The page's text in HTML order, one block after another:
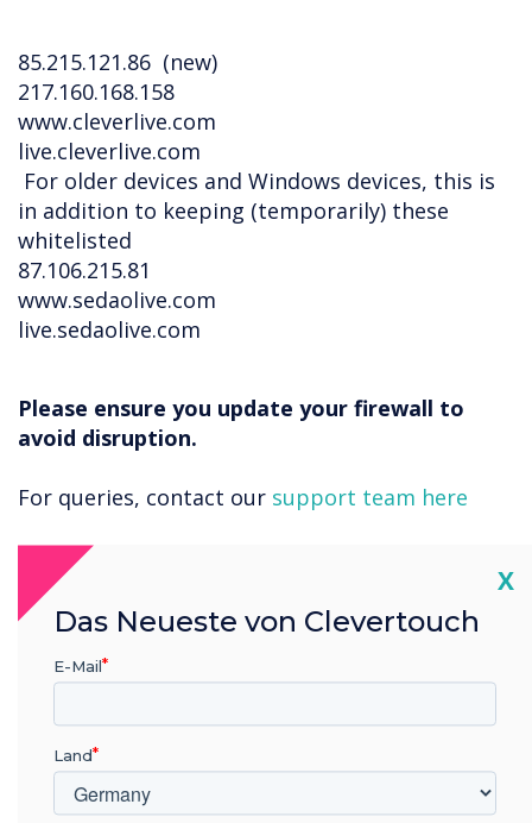
85.215.121.86 (new)
217.160.168.158
www.cleverlive.com
live.cleverlive.com
For older devices and Windows devices, this is
in addition to keeping (temporarily) these
whitelisted
87.106.215.81
www.sedaolive.com
live.sedaolive.com
Please ensure you update your firewall to
avoid disruption.
For queries, contact our support team here
As part of our continuous
X
Das Neueste von Clevertouch
E-Mail
Land